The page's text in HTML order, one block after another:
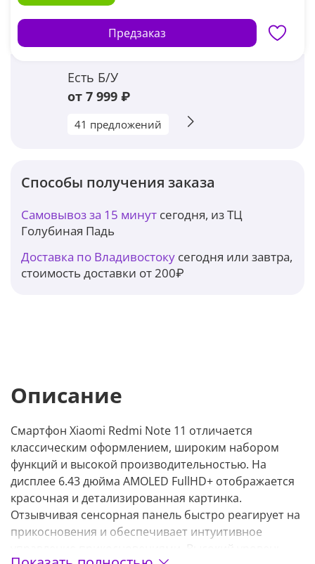
Предзаказ
Есть Б/У
от 7 999 ₽
41 предложений
Способы получения заказа
Самовывоз за 15 минут сегодня, из ТЦ
Голубиная Падь
Доставка по Владивостоку сегодня или завтра,
стоимость доставки от 200₽
Описание
Смартфон Xiaomi Redmi Note 11 отличается
классическим оформлением, широким набором
функций и высокой производительностью. На
дисплее 6.43 дюйма AMOLED FullHD+ отображается
красочная и детализированная картинка.
Отзывчивая сенсорная панель быстро реагирует на
прикосновения и обеспечивает интуитивное
управление прикосновениями. Высокий уровень